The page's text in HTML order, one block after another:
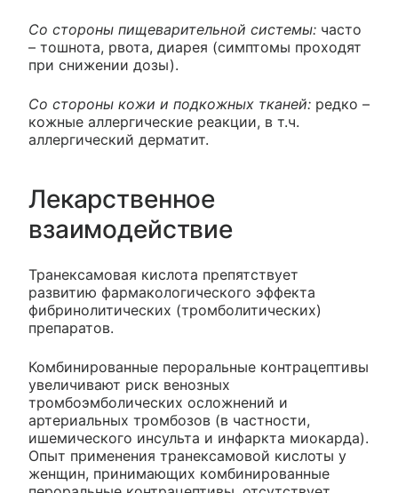
Со стороны пищеварительной системы: часто
– тошнота, рвота, диарея (симптомы проходят
при снижении дозы).
Со стороны кожи и подкожных тканей: редко –
кожные аллергические реакции, в т.ч.
аллергический дерматит.
Лекарственное
взаимодействие
Транексамовая кислота препятствует
развитию фармакологического эффекта
фибринолитических (тромболитических)
препаратов.
Комбинированные пероральные контрацептивы
увеличивают риск венозных
тромбоэмболических осложнений и
артериальных тромбозов (в частности,
ишемического инсульта и инфаркта миокарда).
Опыт применения транексамовой кислоты у
женщин, принимающих комбинированные